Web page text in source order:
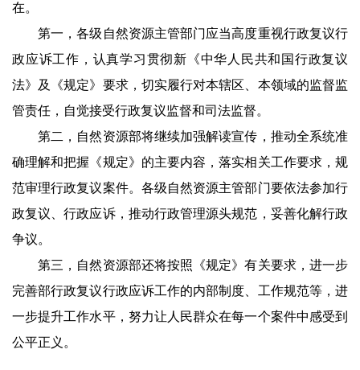
在。
第一，各级自然资源主管部门应当高度重视行政复议行
政应诉工作，认真学习贯彻新《中华人民共和国行政复议
法》及《规定》要求，切实履行对本辖区、本领域的监督监
管责任，自觉接受行政复议监督和司法监督。
第二，自然资源部将继续加强解读宣传，推动全系统准
确理解和把握《规定》的主要内容，落实相关工作要求，规
范审理行政复议案件。各级自然资源主管部门要依法参加行
政复议、行政应诉，推动行政管理源头规范，妥善化解行政
争议。
第三，自然资源部还将按照《规定》有关要求，进一步
完善部行政复议行政应诉工作的内部制度、工作规范等，进
一步提升工作水平，努力让人民群众在每一个案件中感受到
公平正义。